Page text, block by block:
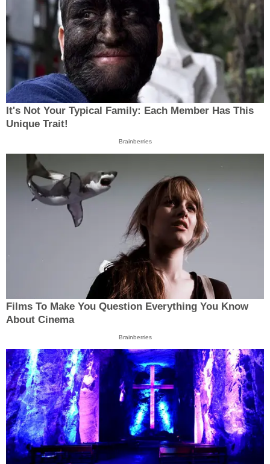
It's Not Your Typical Family: Each Member Has This
Unique Trait!
Brainberries
Films To Make You Question Everything You Know
About Cinema
Brainberries